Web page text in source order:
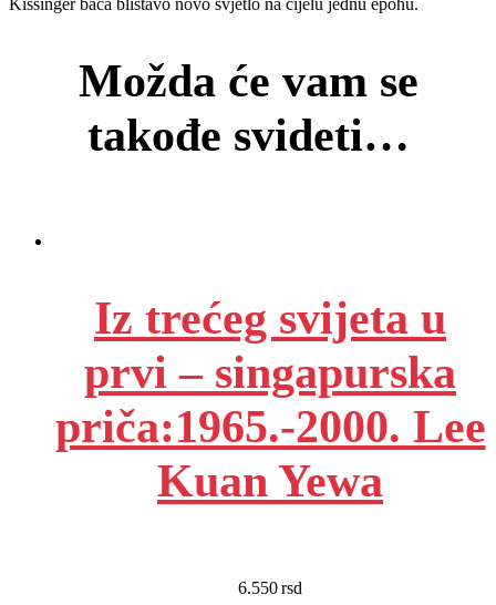
Možda će vam se
takođe svideti…
Iz trećeg svijeta u
prvi – singapurska
priča:1965.-2000. Lee
Kuan Yewa
6.550rsd